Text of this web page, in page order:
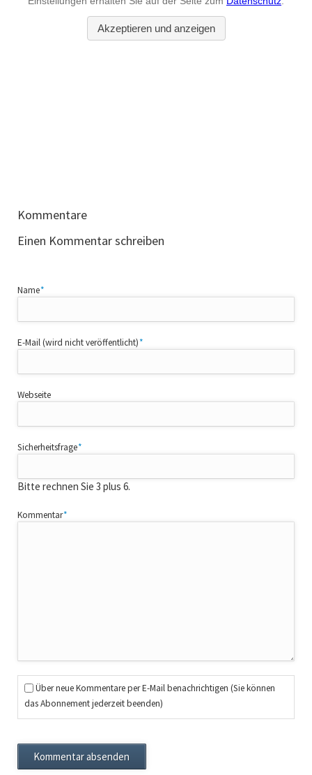
Kommentare
Einen Kommentar schreiben
Pflichtfeld
Name*
Pflichtfeld
E-Mail (wird nicht veröffentlicht)*
Webseite
Pflichtfeld
Sicherheitsfrage*
Bitte rechnen Sie 3 plus 6.
Pflichtfeld
Kommentar*
Über neue Kommentare per E-Mail benachrichtigen (Sie können
das Abonnement jederzeit beenden)
Kommentar absenden